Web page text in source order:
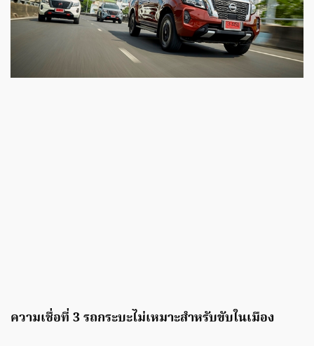
ความเชื่อที่ 3 รถกระบะไม่เหมาะสำหรับขับในเมือง